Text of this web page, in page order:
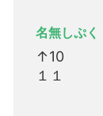
名無しぷく
↑10
１１